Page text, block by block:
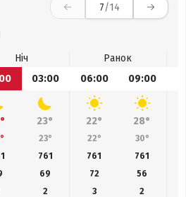
7/14
Ніч
Ранок
03:00 06:00 09:00
23° 22° 28°
23° 22° 30°
761 761 761
69 72 56
2 3
2